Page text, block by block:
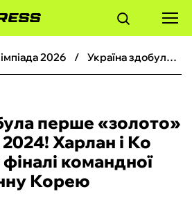
2026 Україна здобула перше «золото» на Олімпіаді 2024! Харлан і Ко перемогли у фіналі командної шаблі Південну Корею
перше «золото»
2024! Харлан і Ко
командної
Корею